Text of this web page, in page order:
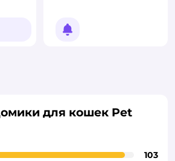
Уведомить о появлении
для кошек Pet
103